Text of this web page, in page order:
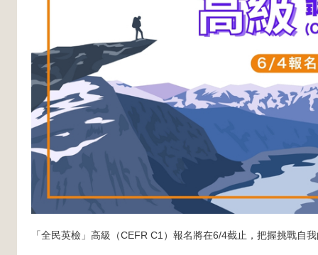
「全民英檢」高級（CEFR C1）報名將在6/4截止，把握挑戰自